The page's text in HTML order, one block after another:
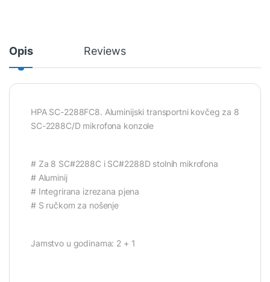
Opis Reviews
HPA SC-2288FC8. Aluminijski transportni kovčeg za 8
SC-2288C/D mikrofona konzole
# Za 8 SC#2288C i SC#2288D stolnih mikrofona
# Aluminij
# Integrirana izrezana pjena
# S ručkom za nošenje
Jamstvo u godinama: 2 + 1